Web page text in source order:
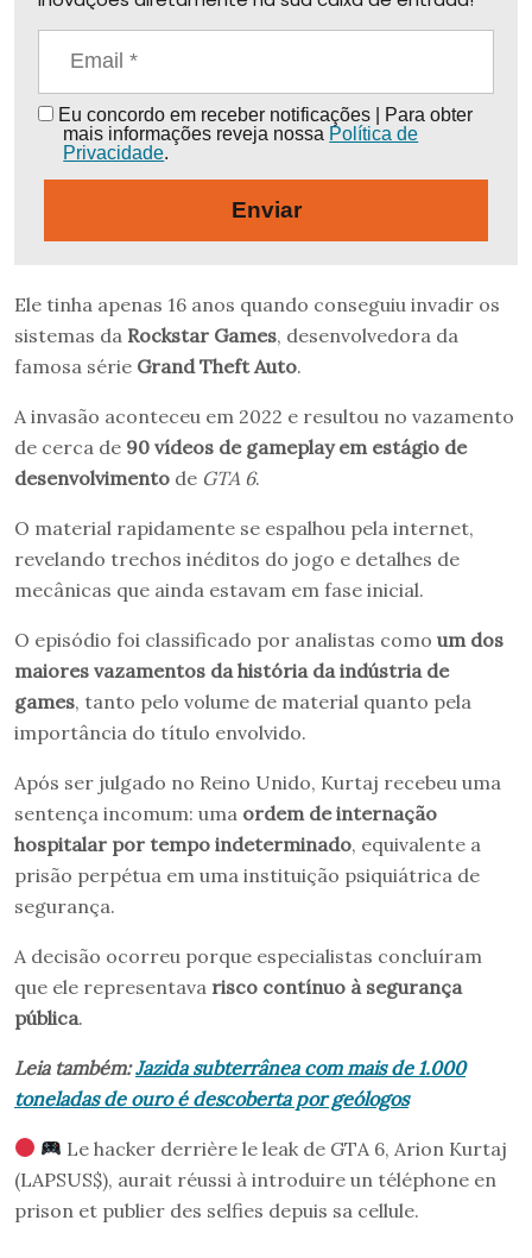
Eu concordo em receber notificações | Para obter
mais informações reveja nossa Política de
Privacidade.
Enviar
Ele tinha apenas 16 anos quando conseguiu invadir os
sistemas da Rockstar Games, desenvolvedora da
famosa série Grand Theft Auto.
A invasão aconteceu em 2022 e resultou no vazamento
de cerca de 90 vídeos de gameplay em estágio de
desenvolvimento de GTA 6.
O material rapidamente se espalhou pela internet,
revelando trechos inéditos do jogo e detalhes de
mecânicas que ainda estavam em fase inicial.
O episódio foi classificado por analistas como um dos
maiores vazamentos da história da indústria de
games, tanto pelo volume de material quanto pela
importância do título envolvido.
Após ser julgado no Reino Unido, Kurtaj recebeu uma
sentença incomum: uma ordem de internação
hospitalar por tempo indeterminado, equivalente a
prisão perpétua em uma instituição psiquiátrica de
segurança.
A decisão ocorreu porque especialistas concluíram
que ele representava risco contínuo à segurança
pública.
Leia também:Jazida subterrânea com mais de 1.000
toneladas de ouro é descoberta por geólogos
Le hacker derrière le leak de GTA 6, Arion Kurtaj
(LAPSUS$), aurait réussi à introduire un téléphone en
prison et publier des selfies depuis sa cellule.